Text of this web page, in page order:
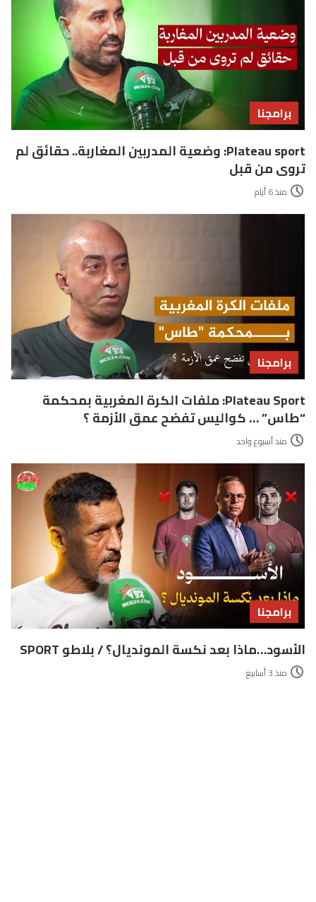
برامجنا
Plateau sport: وضعية المدربين المغاربة.. حقائق لم
تروى من قبل
منذ 6 أيام
برامجنا
Plateau Sport: ملفات الكرة المغربية بمحكمة
“طاس” … كواليس تفضح عمق الأزمة ؟
منذ أسبوع واحد
برامجنا
الأسود…ماذا بعد نكسة المونديال؟ / بلاطو SPORT
منذ 3 أسابيع